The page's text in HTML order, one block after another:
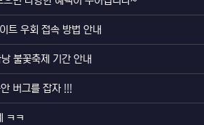
트 우회 접속 방법 안내
불꽃축제 기간 안내
버그를 잡자 !!!
ㅋㅋ